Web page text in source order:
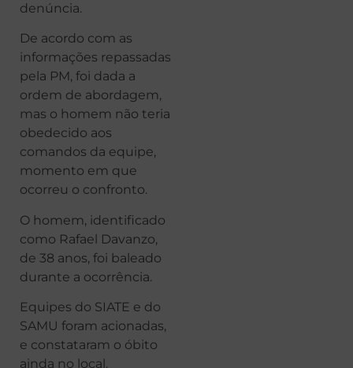
denúncia.
De acordo com as
informações repassadas
pela PM, foi dada a
ordem de abordagem,
mas o homem não teria
obedecido aos
comandos da equipe,
momento em que
ocorreu o confronto.
O homem, identificado
como Rafael Davanzo,
de 38 anos, foi baleado
durante a ocorrência.
Equipes do SIATE e do
SAMU foram acionadas,
e constataram o óbito
ainda no local.